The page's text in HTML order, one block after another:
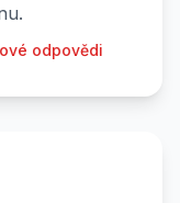
odpovědi